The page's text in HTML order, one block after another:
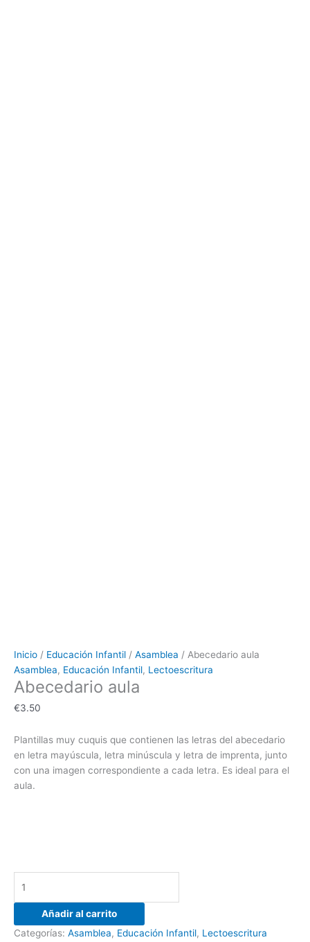
Inicio / Educación Infantil / Asamblea / Abecedario aula
Asamblea, Educación Infantil, Lectoescritura
Abecedario aula
€3.50
Plantillas muy cuquis que contienen las letras del abecedario
en letra mayúscula, letra minúscula y letra de imprenta, junto
con una imagen correspondiente a cada letra. Es ideal para el
aula.
Añadir al carrito
Categorías: Asamblea, Educación Infantil, Lectoescritura